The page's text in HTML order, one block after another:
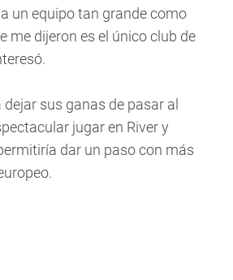
un equipo tan grande como
me dijeron es el único club de
sus ganas de pasar al
jugar en River y
dar un paso con más